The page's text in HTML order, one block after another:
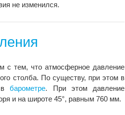
не изменился.
с тем, что атмосферное давление
столба. По существу, при этом в
вбарометре. При этом давление
и на широте 45°, равным 760 мм.